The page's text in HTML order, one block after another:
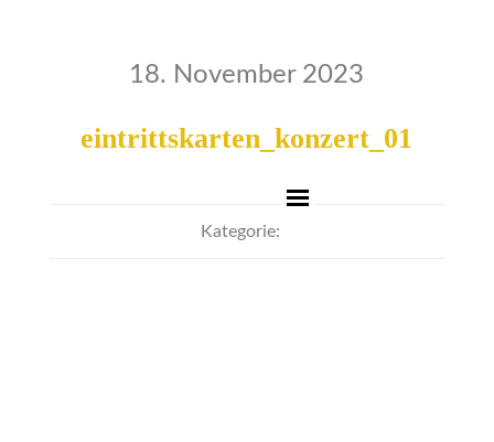
18. November 2023
eintrittskarten_konzert_01
Kategorie: